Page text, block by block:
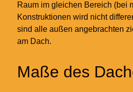
Raum im gleichen Bereich (bei
Konstruktionen wird nicht
sind alle außen angebrachten
am Dach.
Maße des